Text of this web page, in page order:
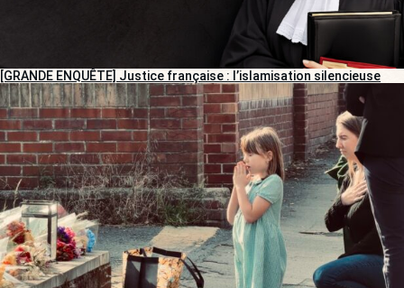
[GRANDE ENQUÊTE] Justice française : l’islamisation silencieuse